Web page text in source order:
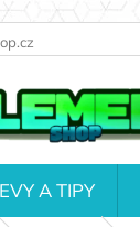
A TIPY